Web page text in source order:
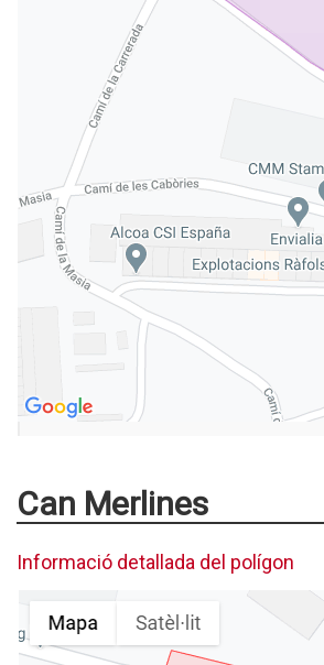
Can Merlines
Informació detallada del polígon